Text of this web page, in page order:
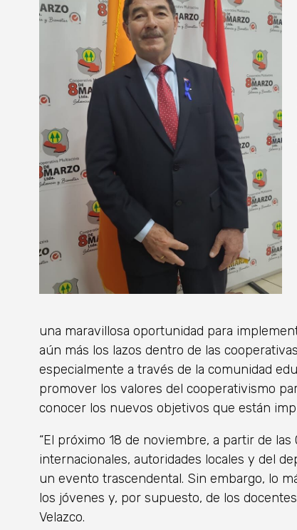
una maravillosa oportunidad para
aún más los lazos dentro de las
especialmente a través de la comunidad
promover los valores del cooperativismo
conocer los nuevos objetivos que están
“El próximo 18 de noviembre, a partir de
internacionales, autoridades locales y del
un evento trascendental. Sin embargo, lo
los jóvenes y, por supuesto, de los
Velazco.